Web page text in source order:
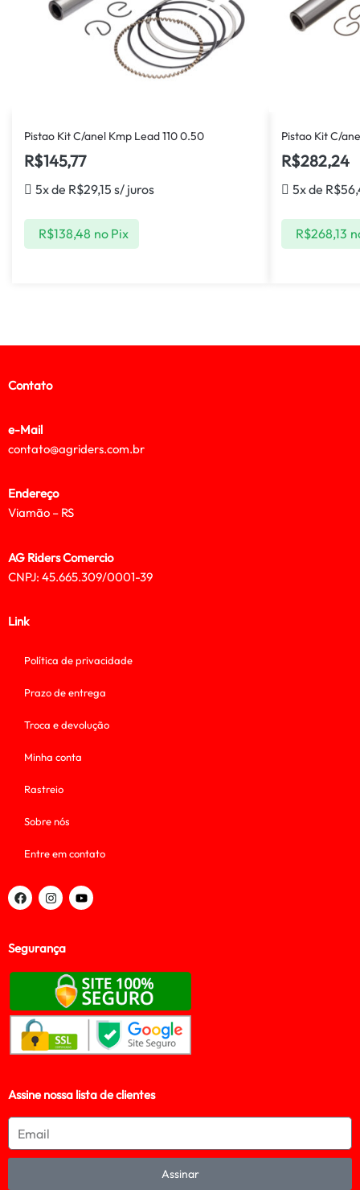
Pistao Kit C/anel Kmp Lead 110 0.50
R$145,77
5x de R$29,15 s/ juros
R$138,48 no Pix
Pistao Kit C/
R$282,24
5x de R$
R$268,13
Contato
e-Mail
contato@agriders.com.br
Endereço
Viamão – RS
AG Riders Comercio
CNPJ: 45.665.309/0001-39
Link
Política de privacidade
Prazo de entrega
Troca e devolução
Minha conta
Rastreio
Sobre nós
Entre em contato
Segurança
Assine nossa lista de clientes
Assinar